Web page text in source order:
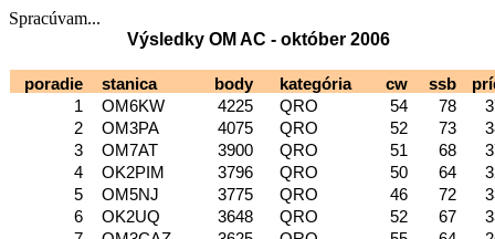
Spracúvam...
Výsledky OM AC - október 2006
poradie stanica body kategória cw ssb
1
OM6KW 4225 QRO 54 78
2
OM3PA 4075 QRO 52 73
3
OM7AT 3900 QRO 51 68
4
OK2PIM 3796 QRO 50 64
5
OM5NJ 3775 QRO 46 72
6
OK2UQ 3648 QRO 52 67